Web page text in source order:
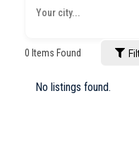
0 Items Found
No listings found.